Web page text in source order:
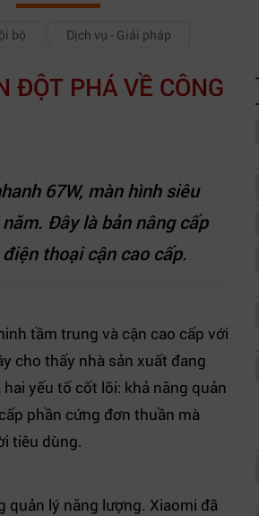
bộ Dịch vụ - Giải pháp
ĐỘT PHÁ VỀ CÔNG
67W, màn hình siêu
Đây là bản nâng cấp
thoại cận cao cấp.
tầm trung và cận cao cấp với
cho thấy nhà sản xuất đang
yếu tố cốt lõi: khả năng quản
phần cứng đơn thuần mà
tiêu dùng.
quản lý năng lượng. Xiaomi đã